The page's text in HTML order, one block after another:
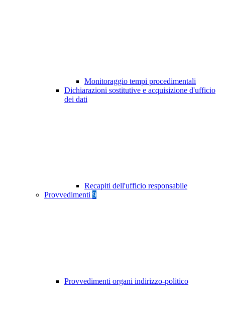
Monitoraggio tempi procedimentali
Dichiarazioni sostitutive e acquisizione d'ufficio
dei dati
Recapiti dell'ufficio responsabile
Provvedimenti 9
Provvedimenti organi indirizzo-politico